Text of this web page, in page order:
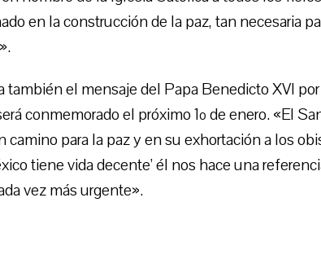
en la construcción de la paz, tan necesaria
también el mensaje del Papa Benedicto XVI
conmemorado el próximo 1º de enero. «El
camino para la paz y en su exhortación a los
tiene vida decente’ él nos hace una
vez más urgente».